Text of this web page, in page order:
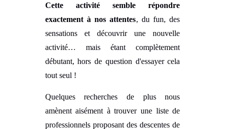
Cette activité semble répondre
exactement à nos attentes, du fun, des
sensations et découvrir une nouvelle
activité… mais étant complètement
débutant, hors de question d'essayer cela
tout seul !
Quelques recherches de plus nous
amènent aisément à trouver une liste de
professionnels proposant des descentes de